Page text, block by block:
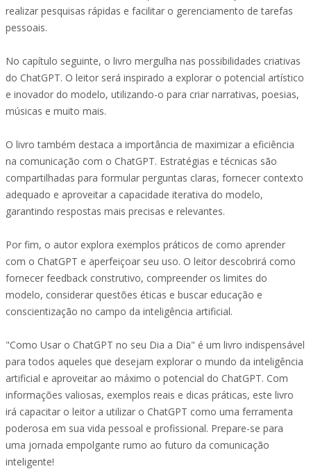
realizar pesquisas rápidas e facilitar o gerenciamento de tarefas
pessoais.
No capítulo seguinte, o livro mergulha nas possibilidades criativas
do ChatGPT. O leitor será inspirado a explorar o potencial artístico
e inovador do modelo, utilizando-o para criar narrativas, poesias,
músicas e muito mais.
O livro também destaca a importância de maximizar a eficiência
na comunicação com o ChatGPT. Estratégias e técnicas são
compartilhadas para formular perguntas claras, fornecer contexto
adequado e aproveitar a capacidade iterativa do modelo,
garantindo respostas mais precisas e relevantes.
Por fim, o autor explora exemplos práticos de como aprender
com o ChatGPT e aperfeiçoar seu uso. O leitor descobrirá como
fornecer feedback construtivo, compreender os limites do
modelo, considerar questões éticas e buscar educação e
conscientização no campo da inteligência artificial.
"Como Usar o ChatGPT no seu Dia a Dia" é um livro indispensável
para todos aqueles que desejam explorar o mundo da inteligência
artificial e aproveitar ao máximo o potencial do ChatGPT. Com
informações valiosas, exemplos reais e dicas práticas, este livro
irá capacitar o leitor a utilizar o ChatGPT como uma ferramenta
poderosa em sua vida pessoal e profissional. Prepare-se para
uma jornada empolgante rumo ao futuro da comunicação
inteligente!